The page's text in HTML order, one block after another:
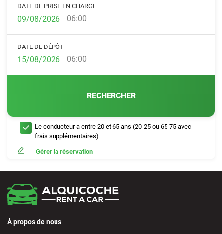
DATE DE PRISE EN CHARGE
06:00
DATE DE DÉPÔT
06:00
RECHERCHER
Le conducteur a entre 20 et 65 ans (20-25 ou 65-75 avec
frais supplémentaires)
Gérer la réservation
À propos de nous